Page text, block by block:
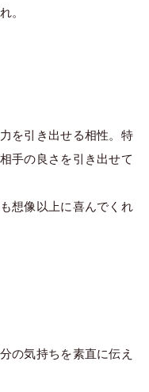
。
を引き出せる相性。特
手の良さを引き出せて
想像以上に喜んでくれ
の気持ちを素直に伝え